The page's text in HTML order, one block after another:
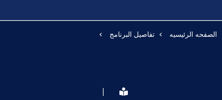
الصفحه الرئيسيه تفاصيل البرنامج
|